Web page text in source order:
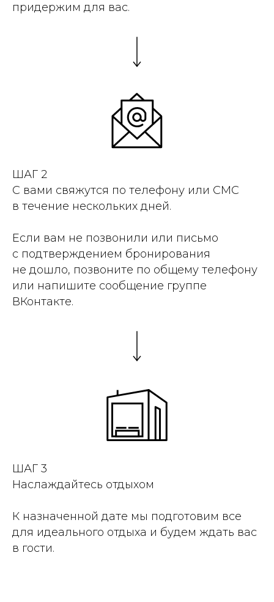
придержим для вас.
ШАГ 2
С вами свяжутся по телефону или СМС
в течение нескольких дней.
Если вам не позвонили или письмо
с подтверждением бронирования
не дошло, позвоните по общему телефону
или напишите сообщение группе
ВКонтакте.
ШАГ 3
Наслаждайтесь отдыхом
К назначенной дате мы подготовим все
для идеального отдыха и будем ждать вас
в гости.